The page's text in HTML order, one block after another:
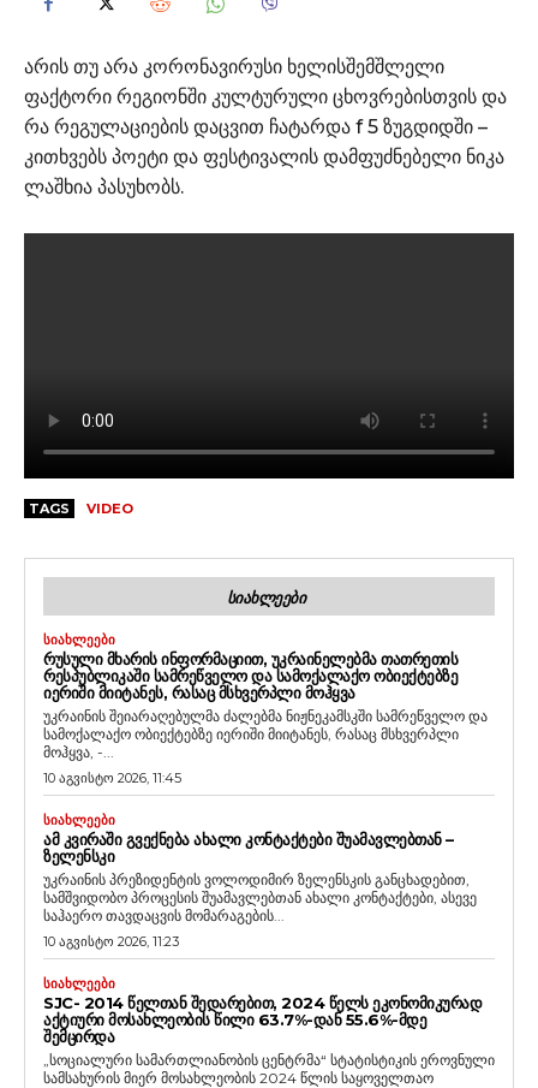
არის თუ არა კორონავირუსი ხელისშემშლელი
ფაქტორი რეგიონში კულტურული ცხოვრებისთვის და
რა რეგულაციების დაცვით ჩატარდა f 5 ზუგდიდში –
კითხვებს პოეტი და ფესტივალის დამფუძნებელი ნიკა
ლაშხია პასუხობს.
TAGS VIDEO
ᲡᲘᲐᲮᲚᲔᲔᲑᲘ
ᲡᲘᲐᲮᲚᲔᲔᲑᲘ
ᲠᲣᲡᲣᲚᲘ ᲛᲮᲐᲠᲘᲡ ᲘᲜᲤᲝᲠᲛᲐᲪᲘᲘᲗ, ᲣᲙᲠᲐᲘᲜᲔᲚᲔᲑᲛᲐ ᲗᲐᲗᲠᲔᲗᲘᲡ
ᲠᲔᲡᲞᲣᲑᲚᲘᲙᲐᲨᲘ ᲡᲐᲛᲠᲔᲬᲕᲔᲚᲝ ᲓᲐ ᲡᲐᲛᲝᲥᲐᲚᲐᲥᲝ ᲝᲑᲘᲔᲥᲢᲔᲑᲖᲔ
ᲘᲔᲠᲘᲨᲘ ᲛᲘᲘᲢᲐᲜᲔᲡ, ᲠᲐᲡᲐᲪ ᲛᲡᲮᲕᲔᲠᲞᲚᲘ ᲛᲝᲰᲧᲕᲐ
უკრაინის შეიარაღებულმა ძალებმა ნიჟნეკამსკში სამრეწველო და
სამოქალაქო ობიექტებზე იერიში მიიტანეს, რასაც მსხვერპლი
მოჰყვა, -...
10 აგვისტო 2026, 11:45
ᲡᲘᲐᲮᲚᲔᲔᲑᲘ
ᲐᲛ ᲙᲕᲘᲠᲐᲨᲘ ᲒᲕᲔᲥᲜᲔᲑᲐ ᲐᲮᲐᲚᲘ ᲙᲝᲜᲢᲐᲥᲢᲔᲑᲘ ᲨᲣᲐᲛᲐᲕᲚᲔᲑᲗᲐᲜ –
ᲖᲔᲚᲔᲜᲡᲙᲘ
უკრაინის პრეზიდენტის ვოლოდიმირ ზელენსკის განცხადებით,
სამშვიდობო პროცესის შუამავლებთან ახალი კონტაქტები, ასევე
საჰაერო თავდაცვის მომარაგების...
10 აგვისტო 2026, 11:23
ᲡᲘᲐᲮᲚᲔᲔᲑᲘ
SJC- 2014 ᲬᲔᲚᲗᲐᲜ ᲨᲔᲓᲐᲠᲔᲑᲘᲗ, 2024 ᲬᲔᲚᲡ ᲔᲙᲝᲜᲝᲛᲘᲙᲣᲠᲐᲓ
ᲐᲥᲢᲘᲣᲠᲘ ᲛᲝᲡᲐᲮᲚᲔᲝᲑᲘᲡ ᲬᲘᲚᲘ 63.7%-ᲓᲐᲜ 55.6%-ᲛᲓᲔ
ᲨᲔᲛᲪᲘᲠᲓᲐ
„სოციალური სამართლიანობის ცენტრმა“ სტატისტიკის ეროვნული
სამსახურის მიერ მოსახლეობის 2024 წლის საყოველთაო